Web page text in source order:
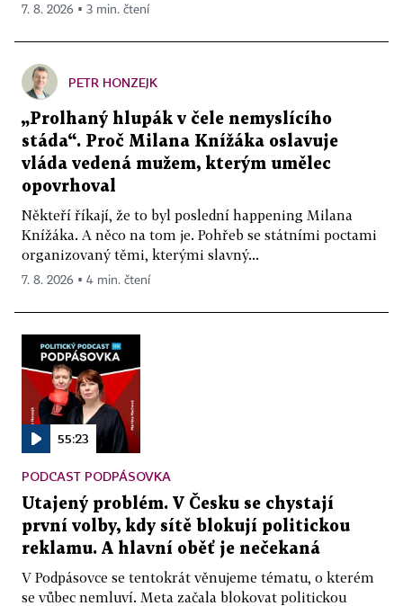
7. 8. 2026 ▪ 3 min. čtení
PETR HONZEJK
„Prolhaný hlupák v čele nemyslícího
stáda“. Proč Milana Knížáka oslavuje
vláda vedená mužem, kterým umělec
opovrhoval
Někteří říkají, že to byl poslední happening Milana
Knížáka. A něco na tom je. Pohřeb se státními poctami
organizovaný těmi, kterými slavný...
7. 8. 2026 ▪ 4 min. čtení
55:23
PODCAST PODPÁSOVKA
Utajený problém. V Česku se chystají
první volby, kdy sítě blokují politickou
reklamu. A hlavní oběť je nečekaná
V Podpásovce se tentokrát věnujeme tématu, o kterém
se vůbec nemluví. Meta začala blokovat politickou